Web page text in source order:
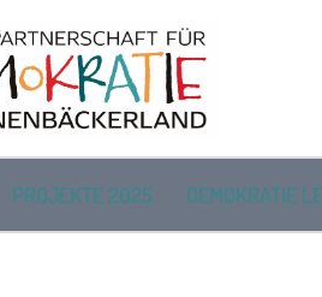
PROJEKTE 2025 DEMOKRATIE